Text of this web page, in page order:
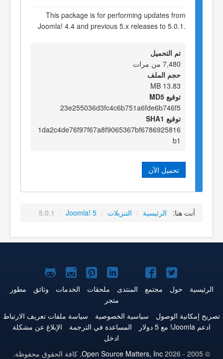
This package is for performing updates from
Joomla! 4.4 and previous 5.x releases to 5.0.1.
تم التحميل
7,480 من مرات
حجم الملف
13.83 MB
توقيع MD5
23e255036d3fc4c6b751a6fde6b746f5
توقيع SHA1
1da2c4de76f97f67a8f9065367bf6786925816
b1
تحميل الآن
أنت هنا: الرئيسية / التنزيلات /
Joomla! 5
/
5.0.1
على
Joomla!
على
بوك
Joomla!
على
يوتيوب
Joomla!
على
LinkedIn
Joomla!
علىعلى علىGitHub
الرئيسية حول مجتمع المنتدى ملحقات الخدمات وثائق
مطور
متجر
تصريح إمكانية الوصول
سياسية الخصوصية
سياسة ملفات تعريف الارتباط
ادعم Joomla! مع 5 دولار
المساعدة في الترجمة
الإبلاغ عن مشكلة
ادخل
© 2005 - 2026
Open Source Matters, Inc. كافة الحقوق محفوظة.